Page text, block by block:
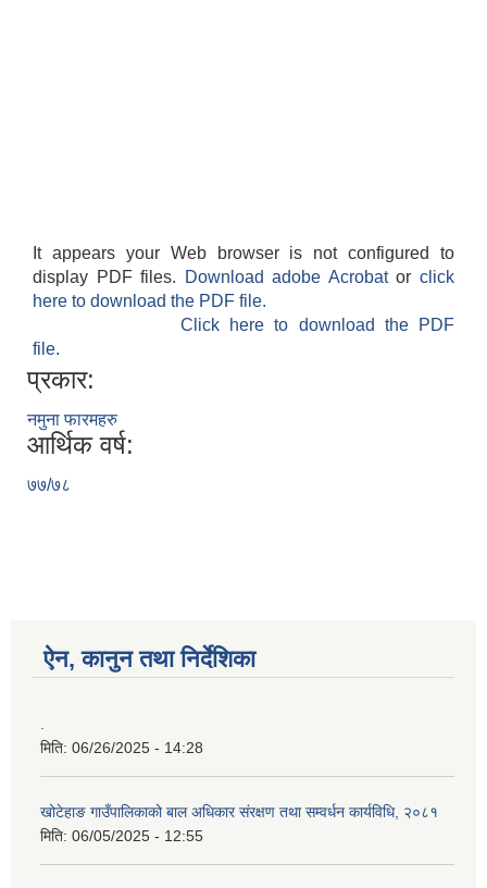
It appears your Web browser is not configured to
display PDF files.
Download adobe Acrobatorclick
here to download the PDF file.
Click here to download the PDF
file.
प्रकार:
नमुना फारमहरु
आर्थिक वर्ष:
७७/७८
ऐन, कानुन तथा निर्देशिका
.
मिति: 06/26/2025 - 14:28
खोटेहाङ गाउँपालिकाको बाल अधिकार संरक्षण तथा सम्वर्धन कार्यविधि, २०८१
मिति: 06/05/2025 - 12:55